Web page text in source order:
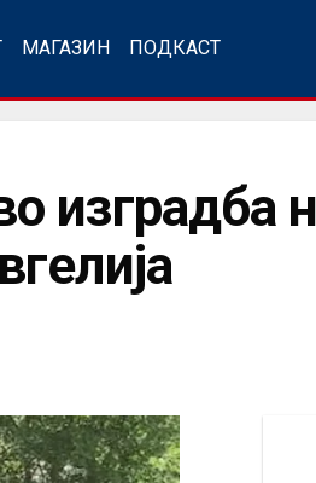
МАГАЗИН ПОДКАСТ
изградба